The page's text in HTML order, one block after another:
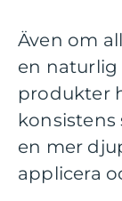
Även om
en naturlig
produkter
konsistens
en mer
applicera